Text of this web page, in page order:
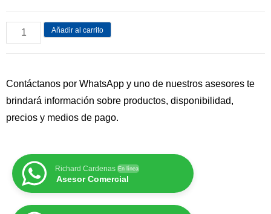
Añadir al carrito
Contáctanos por WhatsApp y uno de nuestros asesores te
brindará información sobre productos, disponibilidad,
precios y medios de pago.
Richard Cardenas En línea
Asesor Comercial